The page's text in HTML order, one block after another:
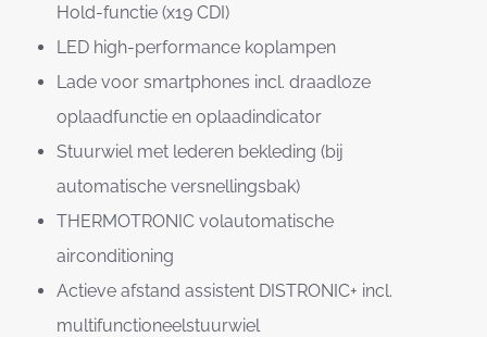
Hold-functie (x19 CDI)
LED high-performance koplampen
Lade voor smartphones incl. draadloze
oplaadfunctie en oplaadindicator
Stuurwiel met lederen bekleding (bij
automatische versnellingsbak)
THERMOTRONIC volautomatische
airconditioning
Actieve afstand assistent DISTRONIC+ incl.
multifunctioneelstuurwiel